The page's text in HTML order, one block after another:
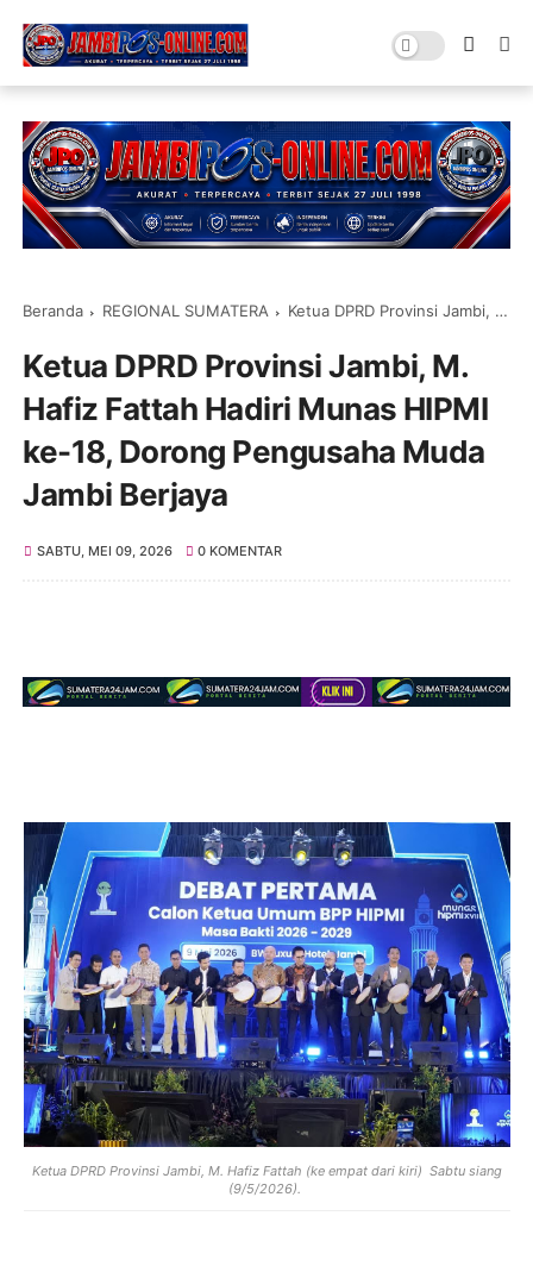
Beranda REGIONAL SUMATERA Ketua DPRD Provinsi Jambi, M. Hafiz Fattah Hadiri Munas HIPMI ke-18, Dorong Pengusaha Muda Jambi Berjaya
Ketua DPRD Provinsi Jambi, M.
Hafiz Fattah Hadiri Munas HIPMI
ke-18, Dorong Pengusaha Muda
Jambi Berjaya
SABTU, MEI 09, 2026 0 KOMENTAR
Ketua DPRD Provinsi Jambi, M. Hafiz Fattah (ke empat dari kiri) Sabtu siang
(9/5/2026).